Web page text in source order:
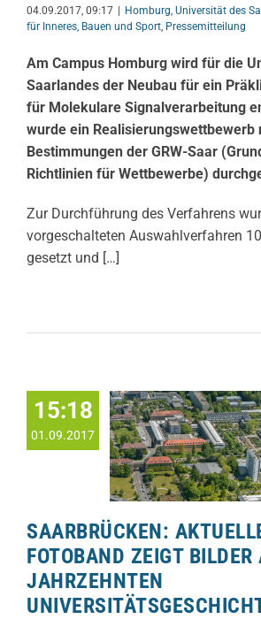
04.09.2017, 09:17 Homburg, Universität des
für Inneres, Bauen und Sport, Pressemitteilung
Am Campus Homburg wird für die
Saarlandes der Neubau für ein
für Molekulare Signalverarbeitung
wurde ein Realisierungswettbewerb
Bestimmungen der GRW-Saar
Richtlinien für Wettbewerbe)
Zur Durchführung des Verfahrens
vorgeschalteten Auswahlverfahren
gesetzt und […]
15:18
01.09.2017
SAARBRÜCKEN:
FOTOBAND ZEIGT BILDER
JAHRZEHNTEN